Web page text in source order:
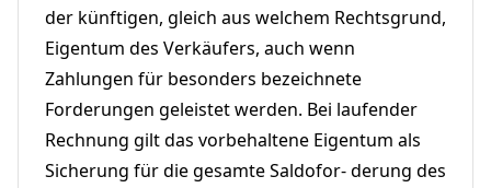
der künftigen, gleich aus welchem Rechtsgrund,
Eigentum des Verkäufers, auch wenn
Zahlungen für besonders bezeichnete
Forderungen geleistet werden. Bei laufender
Rechnung gilt das vorbehaltene Eigentum als
Sicherung für die gesamte Saldofor- derung des